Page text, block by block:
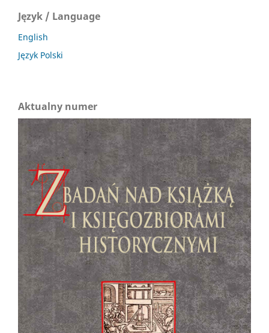
Język / Language
English
Język Polski
Aktualny numer